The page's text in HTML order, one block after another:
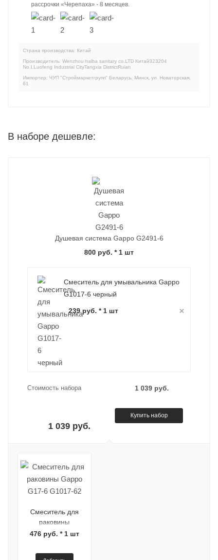
рассрочки «Черепаха» - 8 месяцев.
Страна производства: Китай
Производитель: Wenzhou haiba sanitary co.LTD Китай323204
No.I.Luofeng Industrial CityTangxia DistrictRuian
Импортер: ЧУП "Строймаркетгрупп" Беларусь, Минск, ул. Новаторская,
61
В наборе дешевле:
Душевая система Gappo G2491-6
800 руб. * 1 шт
Смеситель для умывальника Gappo
G1017-6 черный
239 руб. * 1 шт
Стоимость набора 1 039 руб.
1 039 руб.
Купить набор
Смеситель для
раковины
Gappo G17-6
476 руб. * 1 шт